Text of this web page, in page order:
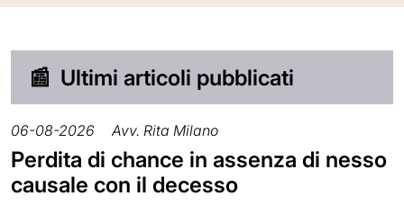
📰 Ultimi articoli pubblicati
06-08-2026 Avv. Rita Milano
Perdita di chance in assenza di nesso
causale con il decesso